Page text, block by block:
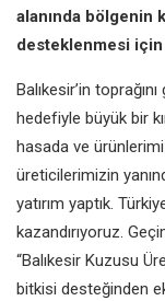
alanında bölgenin
desteklenmesi
Balıkesir’in
hedefiyle büyük bir
hasada ve
üreticilerimizin
yatırım yaptık.
kazandırıyoruz.
“Balıkesir Kuzusu
bitkisi desteğinden